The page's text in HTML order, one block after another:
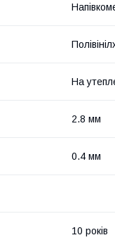
На
2.8 мм
0.4 мм
10 років